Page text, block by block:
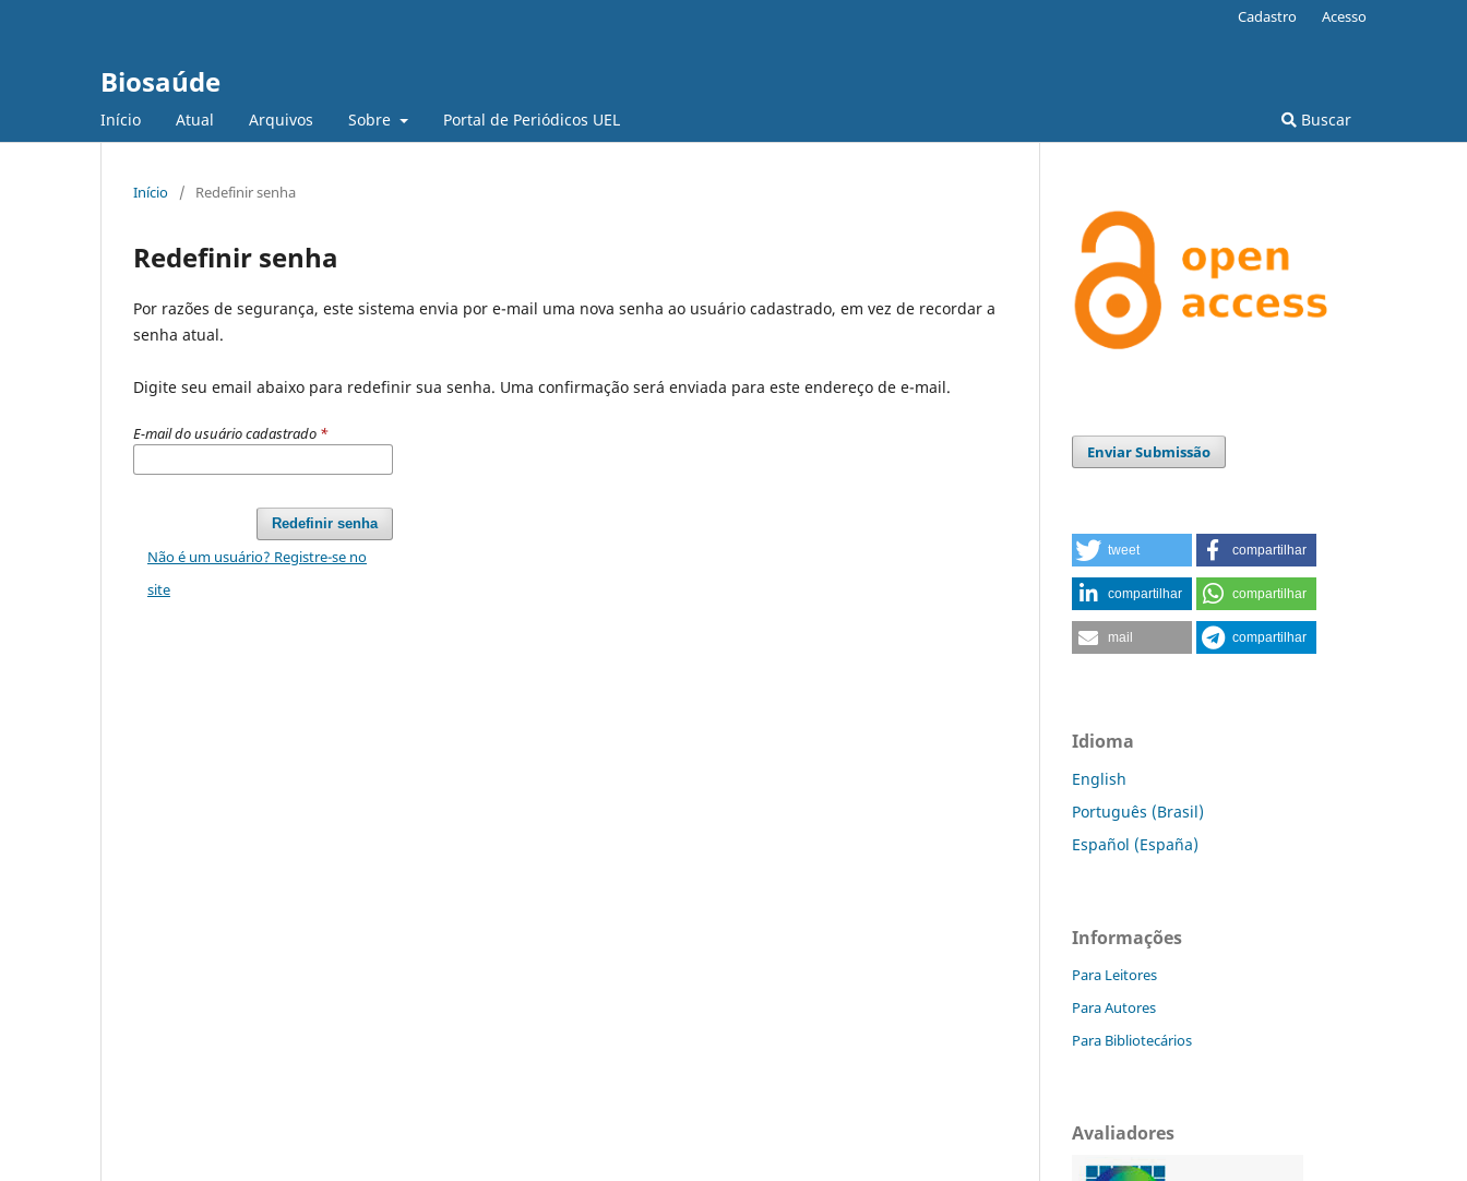
Biosaúde
Início Atual Arquivos Sobre Portal de Periódicos UEL Buscar
Cadastro Acesso
Início / Redefinir senha
Redefinir senha
Por razões de segurança, este sistema envia por e-mail uma nova senha ao usuário cadastrado, em vez de recordar a
senha atual.
Digite seu email abaixo para redefinir sua senha. Uma confirmação será enviada para este endereço de e-mail.
E-mail do usuário cadastrado *
Redefinir senha
Não é um usuário? Registre-se no
site
Enviar Submissão
tweet compartilhar
compartilhar compartilhar
mail compartilhar
Idioma
English
Português (Brasil)
Español (España)
Informações
Para Leitores
Para Autores
Para Bibliotecários
Avaliadores